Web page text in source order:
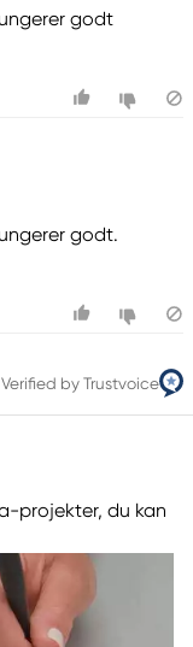
godt
godt.
Verified by Trustvoice
projekter, du kan